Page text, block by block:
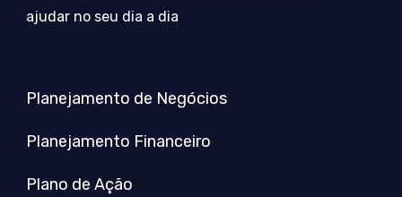
ajudar no seu dia a dia
Planejamento de Negócios
Planejamento Financeiro
Plano de Ação